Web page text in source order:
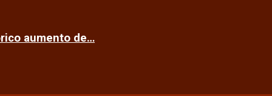
aumento de…